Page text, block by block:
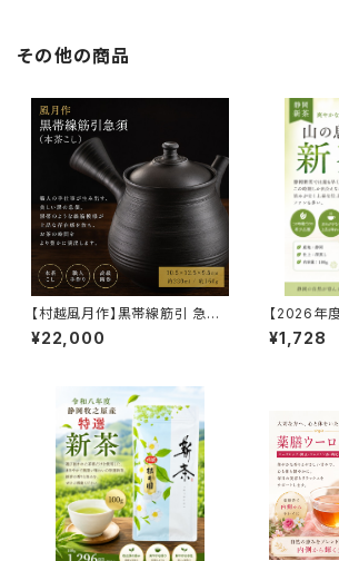
その他の商品
【村越風月作】黒帯線筋引 急須
（本茶こし）230ml｜常滑焼 高
級手作り急須 日本工芸会正会
¥22,000
【2026年
吹 100g｜
茶｜濃厚
¥1,728